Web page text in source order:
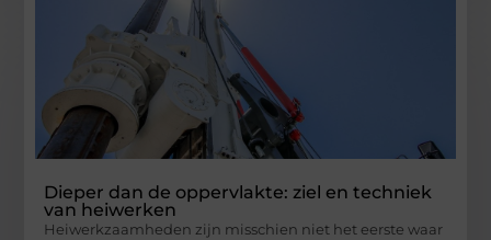
Dieper dan de oppervlakte: ziel en techniek
van heiwerken
Heiwerkzaamheden zijn misschien niet het eerste waar